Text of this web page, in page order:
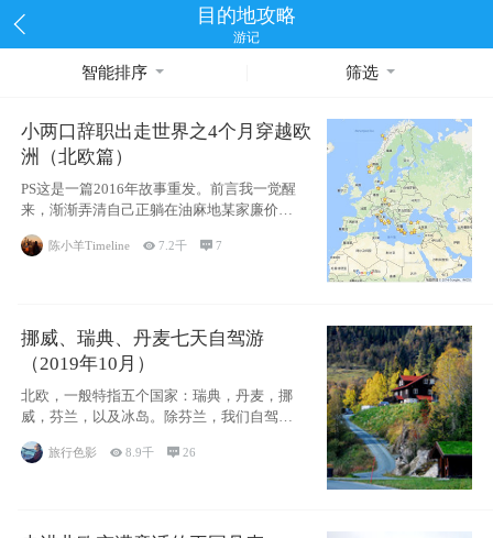
目的地攻略
游记
智能排序 筛选
小两口辞职出走世界之4个月穿越欧
洲（北欧篇）
PS这是一篇2016年故事重发。前言我一觉醒
来，渐渐弄清自己正躺在油麻地某家廉价宾
馆
陈小羊Timeline 7.2千 7
挪威、瑞典、丹麦七天自驾游
（2019年10月）
北欧，一般特指五个国家：瑞典，丹麦，挪
威，芬兰，以及冰岛。除芬兰，我们自驾游
旅行色影 8.9千 26